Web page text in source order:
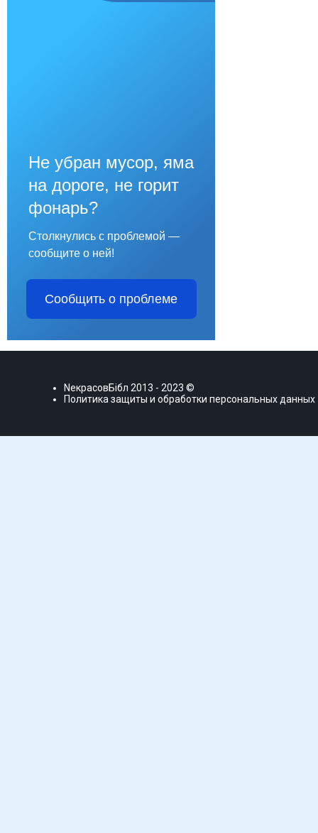
Не убран мусор, яма
на дороге, не горит
фонарь?
Столкнулись с проблемой —
сообщите о ней!
Сообщить о проблеме
NекрасовБiбл 2013 - 2023 ©
Политика защиты и обработки персональных данных